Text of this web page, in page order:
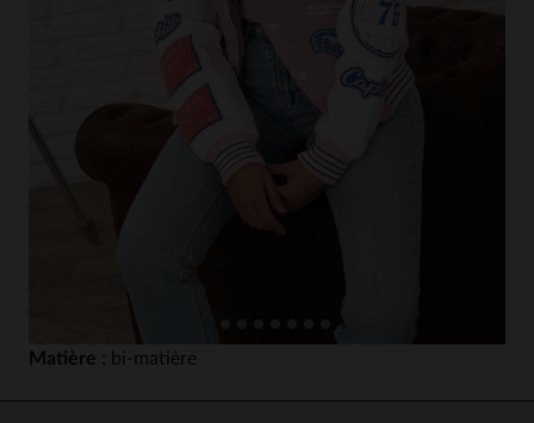
Matière : bi-matière